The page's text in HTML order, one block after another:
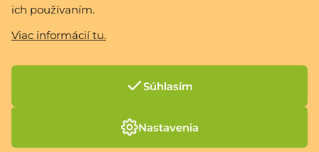
ich používaním.
Viac informácií tu.
Súhlasím
Nastavenia
WhatsApp
PCexpres.sk. Všetky práva vyhradené.